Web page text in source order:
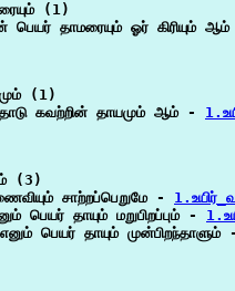
(1)
பெயர் தாமரையும் ஓர் கிரியும்
(1)
கவற்றின் தாயமும் ஆம் -
(3)
சாற்றப்பெறுமே -
பெயர் தாயும் மறுபிறப்பும் -
பெயர் தாயும் முன்பிறந்தாளும்